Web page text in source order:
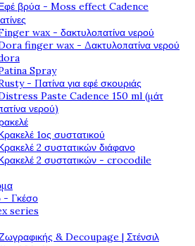
βρύα - Moss effect Cadence
wax - δακτυλοπατίνα νερού
finger wax - Δακτυλοπατίνα νερού
Spray
- Πατίνα για εφέ σκουριάς
Paste Cadence 150 ml (μάτ
νερού)
1ος συστατικού
2 συστατικών διάφανο
2 συστατικών - crocodile
- Γκέσο
series
& Decoupage | Στένσιλ